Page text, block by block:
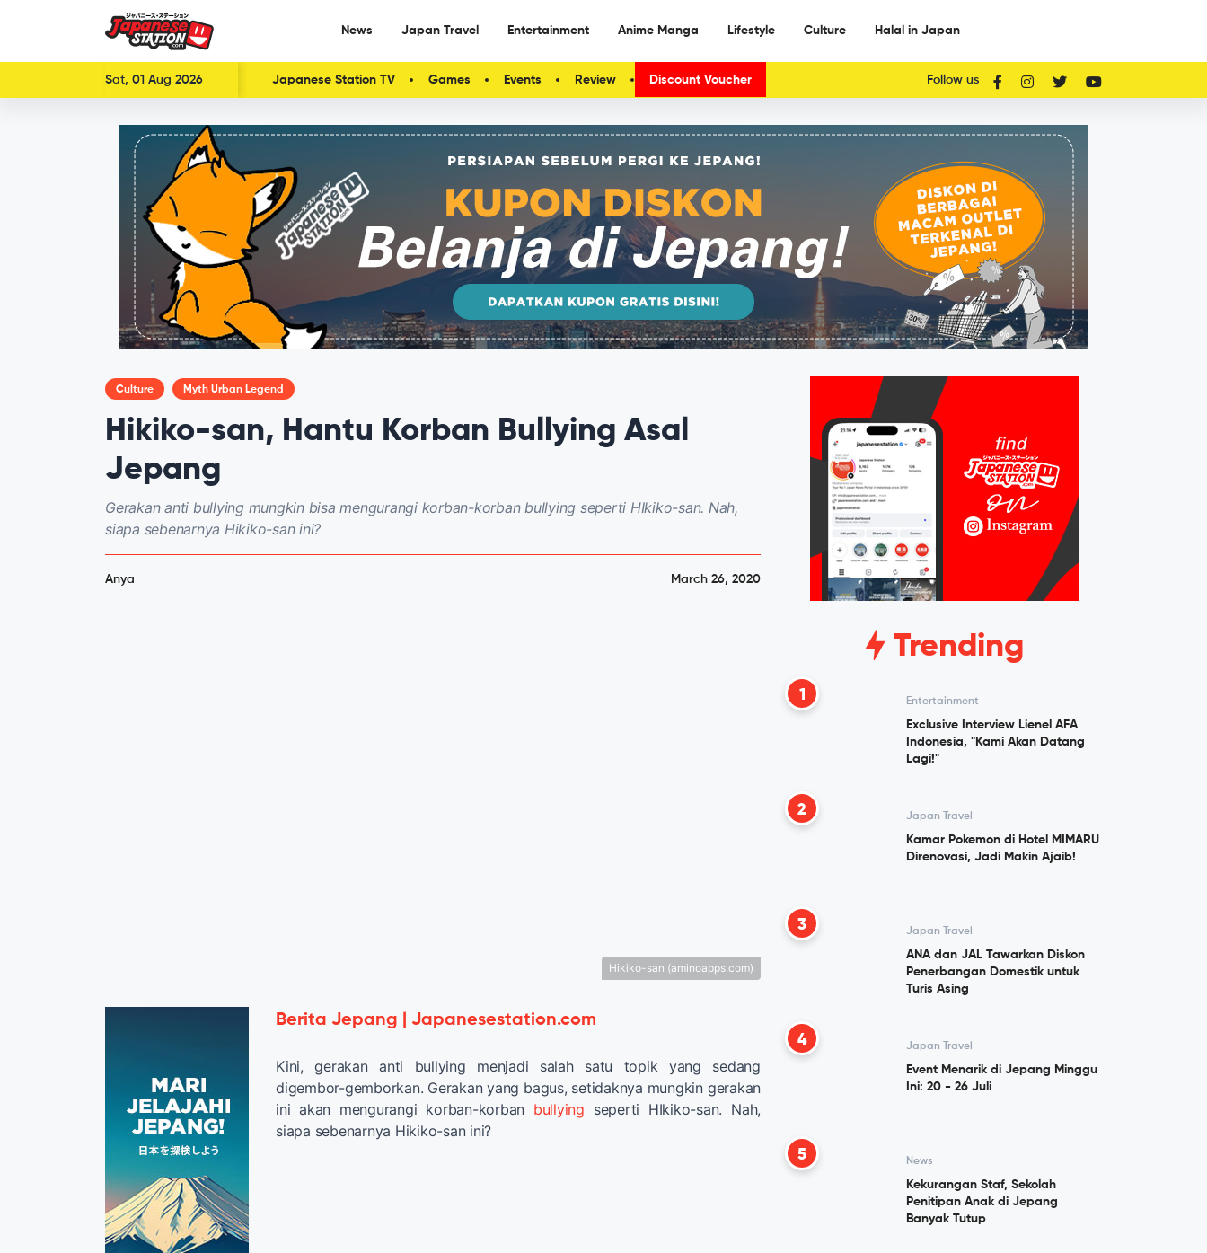
News Japan Travel Entertainment Anime Manga Lifestyle Culture Halal in Japan
Sat, 01 Aug 2026 Japanese Station TV Games Events Review Discount Voucher Follow us
Culture Myth Urban Legend
Hikiko-san, Hantu Korban Bullying Asal
Jepang
Gerakan anti bullying mungkin bisa mengurangi korban-korban bullying seperti HIkiko-san. Nah,
siapa sebenarnya Hikiko-san ini?
Anya March 26, 2020
Hikiko-san (aminoapps.com)
Berita Jepang | Japanesestation.com
Kini, gerakan anti bullying menjadi salah satu topik yang sedang
digembor-gemborkan. Gerakan yang bagus, setidaknya mungkin gerakan
ini akan mengurangi korban-korban bullying seperti HIkiko-san. Nah,
siapa sebenarnya Hikiko-san ini?
Trending
1 Entertainment
Exclusive Interview Lienel AFA
Indonesia, "Kami Akan Datang
Lagi!"
2 Japan Travel
Kamar Pokemon di Hotel MIMARU
Direnovasi, Jadi Makin Ajaib!
3 Japan Travel
ANA dan JAL Tawarkan Diskon
Penerbangan Domestik untuk
Turis Asing
4 Japan Travel
Event Menarik di Jepang Minggu
Ini: 20 - 26 Juli
5 News
Kekurangan Staf, Sekolah
Penitipan Anak di Jepang
Banyak Tutup